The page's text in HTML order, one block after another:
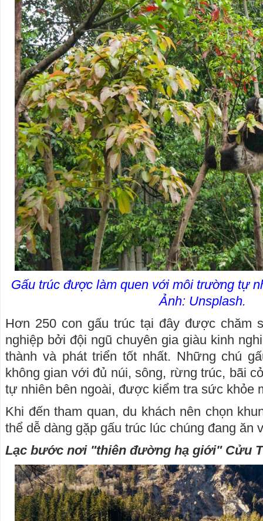
Gấu trúc được làm quen với môi trường tự
Ảnh: Unsplash.
Hơn 250 con gấu trúc tại đây được chăm
nghiệp bởi đội ngũ chuyên gia giàu kinh
thành và phát triển tốt nhất. Những chú
không gian với đủ núi, sông, rừng trúc, bãi
tự nhiên bên ngoài, được kiểm tra sức khỏe
Khi đến tham quan, du khách nên chọn
thể dễ dàng gặp gấu trúc lúc chúng đang ăn
Lạc bước nơi "thiên đường hạ giới" Cửu